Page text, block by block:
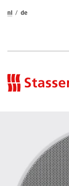
nl
de